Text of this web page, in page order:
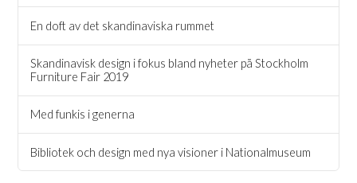
En doft av det skandinaviska rummet
Skandinavisk design i fokus bland nyheter på Stockholm
Furniture Fair 2019
Med funkis i generna
Bibliotek och design med nya visioner i Nationalmuseum